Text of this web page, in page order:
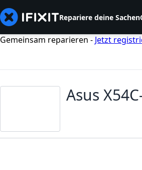
Repariere deine Sachen
Gemeinsam reparieren - Jetzt
Asus